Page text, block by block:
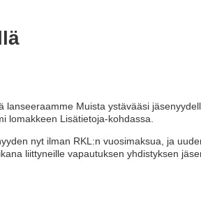
lanseeraamme Muista ystävääsi
lomakkeen Lisätietoja-kohdassa.
nyt ilman RKL:n vuosimaksua, ja
liittyneille vapautuksen yhdistyksen